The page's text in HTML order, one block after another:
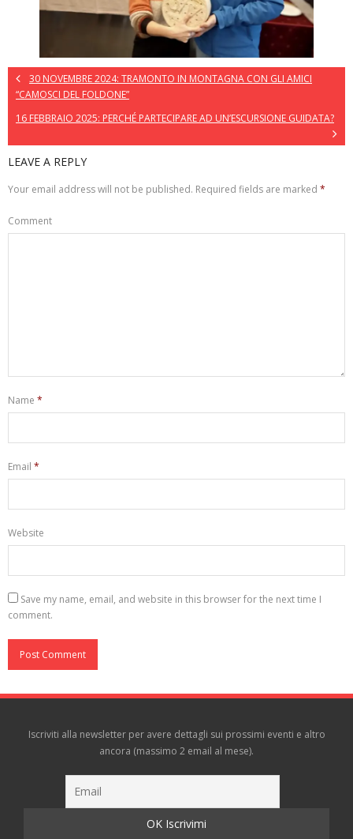
30 NOVEMBRE 2024: TRAMONTO IN MONTAGNA CON GLI AMICI
“CAMOSCI DEL FOLDONE”
16 FEBBRAIO 2025: PERCHÉ PARTECIPARE AD UN’ESCURSIONE GUIDATA?
LEAVE A REPLY
Your email address will not be published. Required fields are marked *
Comment
Name *
Email *
Website
Save my name, email, and website in this browser for the next time I
comment.
Iscriviti alla newsletter per avere dettagli sui prossimi eventi e altro
ancora (massimo 2 email al mese).